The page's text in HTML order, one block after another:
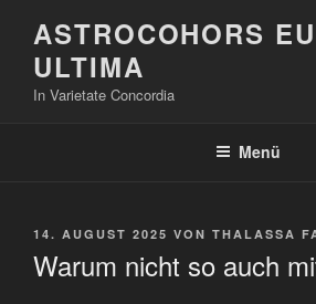
Inhalt
springen
ASTROCOHORS
ULTIMA
In Varietate Concordia
Menü
VERÖFFENTLICHT
14. AUGUST 2025 VON THALASSA
Warum nicht so auch